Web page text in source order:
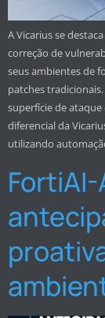
A Vicarius se
correção de
seus ambientes de
patches
superfície de
diferencial da
utilizando